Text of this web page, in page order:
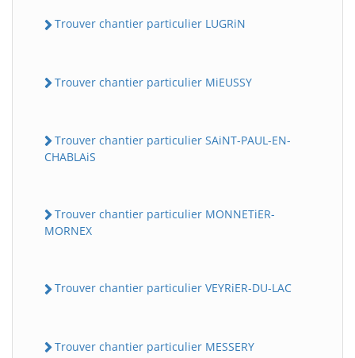
Trouver chantier particulier LUGRiN
Trouver chantier particulier MiEUSSY
Trouver chantier particulier SAiNT-PAUL-EN-
CHABLAiS
Trouver chantier particulier MONNETiER-
MORNEX
Trouver chantier particulier VEYRiER-DU-LAC
Trouver chantier particulier MESSERY